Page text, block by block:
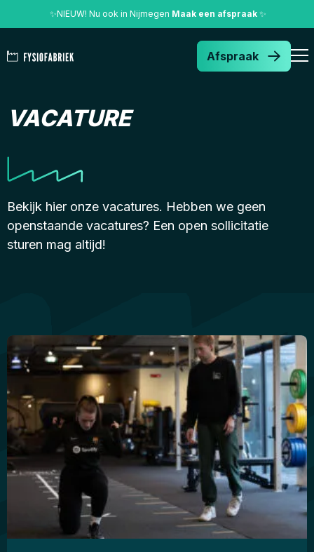
✨NIEUW! Nu ook in Nijmegen Maak een afspraak ✨
Afspraak
VACATURE
Bekijk hier onze vacatures. Hebben we geen
openstaande vacatures? Een open sollicitatie
sturen mag altijd!